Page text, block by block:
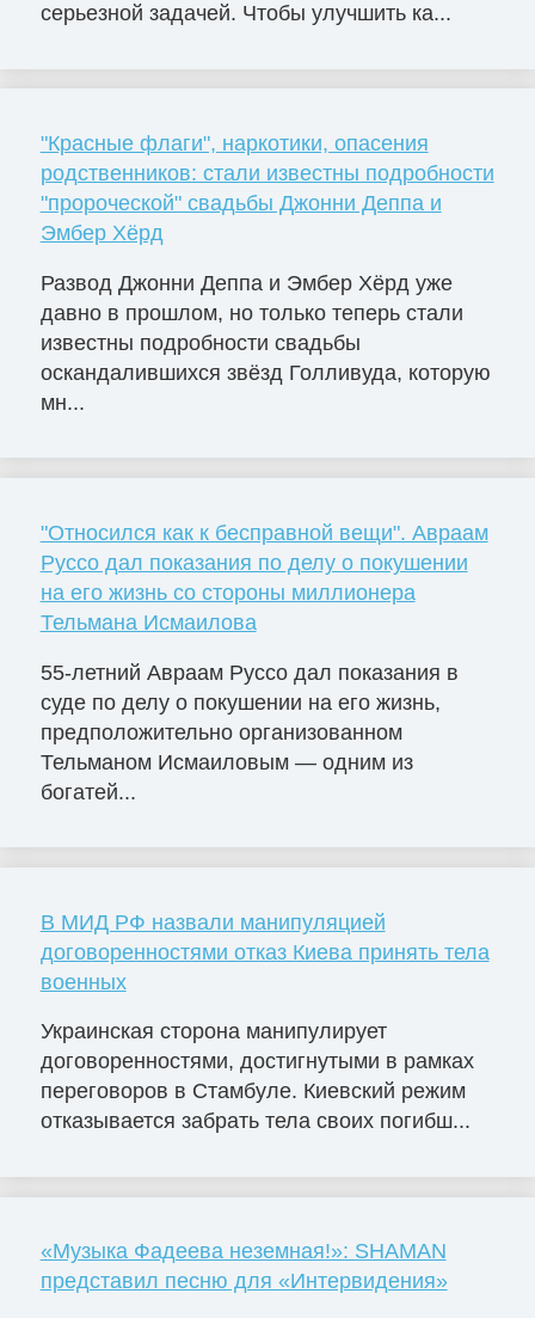
серьезной задачей. Чтобы улучшить ка...
"Красные флаги", наркотики, опасения
родственников: стали известны подробности
"пророческой" свадьбы Джонни Деппа и
Эмбер Хёрд
Развод Джонни Деппа и Эмбер Хёрд уже
давно в прошлом, но только теперь стали
известны подробности свадьбы
оскандалившихся звёзд Голливуда, которую
мн...
"Относился как к бесправной вещи". Авраам
Руссо дал показания по делу о покушении
на его жизнь со стороны миллионера
Тельмана Исмаилова
55-летний Авраам Руссо дал показания в
суде по делу о покушении на его жизнь,
предположительно организованном
Тельманом Исмаиловым — одним из
богатей...
В МИД РФ назвали манипуляцией
договоренностями отказ Киева принять тела
военных
Украинская сторона манипулирует
договоренностями, достигнутыми в рамках
переговоров в Стамбуле. Киевский режим
отказывается забрать тела своих погибш...
«Музыка Фадеева неземная!»: SHAMAN
представил песню для «Интервидения»